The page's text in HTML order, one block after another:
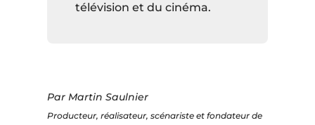
télévision et du cinéma.
Par Martin Saulnier
Producteur, réalisateur, scénariste et fondateur de